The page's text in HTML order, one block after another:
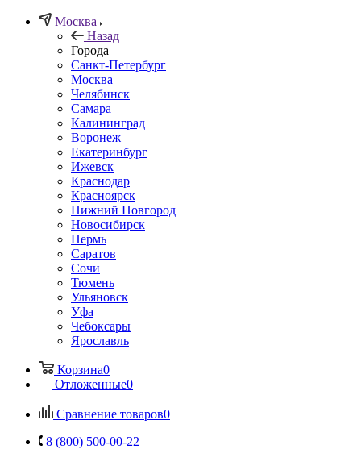
Москва
Назад
Города
Санкт-Петербург
Москва
Челябинск
Самара
Калининград
Воронеж
Екатеринбург
Ижевск
Краснодар
Красноярск
Нижний Новгород
Новосибирск
Пермь
Саратов
Сочи
Тюмень
Ульяновск
Уфа
Чебоксары
Ярославль
Корзина0
Отложенные0
Сравнение товаров0
8 (800) 500-00-22